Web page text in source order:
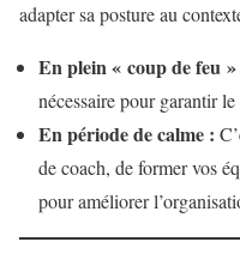
adapter sa posture au
En plein « coup de feu
nécessaire pour garantir
En période de calme :
de coach, de former vos
pour améliorer